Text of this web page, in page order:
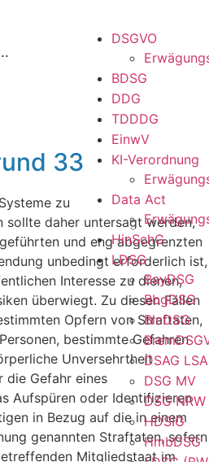
DSGVO
BDSG
DDG
TDDDG
EinwV
KI-Verordnung
Data Act
HinSchG
LDSG
BayDSG
BbgDSG
BlnDSG
DSAG LSA
DSG MV
DSG NRW
HDSIG
HmbDSG
33
zu
daher untersagt werden,
und eng abgegrenzten
unbedingt erforderlich ist,
Interesse zu dienen,
überwiegt. Zu diesen Fällen
Opfern von Straftaten,
bestimmte Gefahren
Unversehrtheit
die Gefahr eines
Aufspüren oder Identifizieren
in Bezug auf die in einem
genannten Straftaten, sofern
Mitgliedstaat im